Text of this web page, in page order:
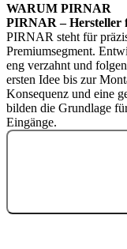
WARUM PIRNAR
PIRNAR – Hersteller
PIRNAR steht für
Premiumsegment.
eng verzahnt und
ersten Idee bis zur
Konsequenz und eine
bilden die Grundlage
Eingänge.